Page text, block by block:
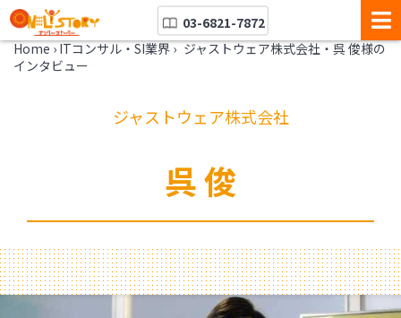
03-6821-7872
Home › ITコンサル・SI業界 › ジャストウェア株式会社・呉 俊様の
インタビュー
ジャストウェア株式会社
呉 俊